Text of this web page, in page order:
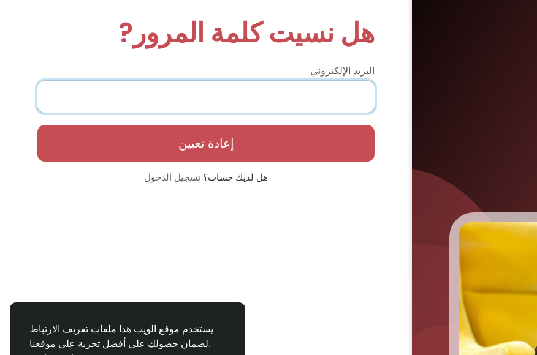
يستخدم موقع الويب هذا ملفات تعريف الارتباط
لضمان حصولك على أفضل تجربة على موقعنا.
هل نسيت كلمة المرور?
البريد الإلكتروني
إعادة تعيين
هل لديك حساب؟ تسجيل الدخول